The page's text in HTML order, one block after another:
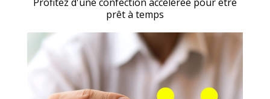
prêt à temps